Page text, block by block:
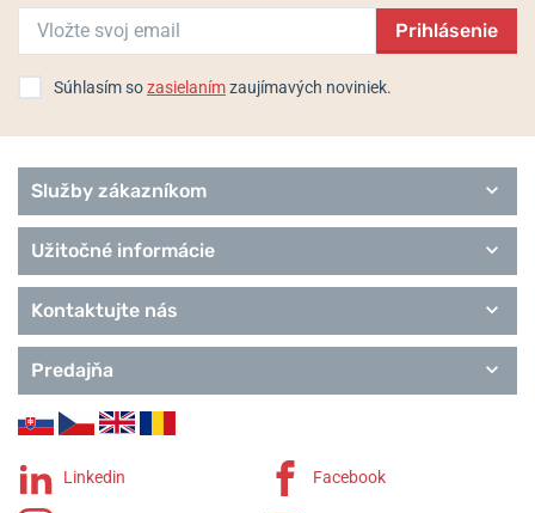
Pilot
Urbane
Remienky Davosa
Prihlásenie
Súhlasím sozasielanímzaujímavých noviniek.
Služby zákazníkom
Užitočné informácie
Kontaktujte nás
Predajňa
Linkedin Facebook